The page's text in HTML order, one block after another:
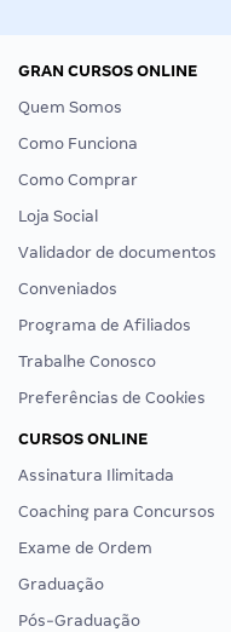
GRAN CURSOS ONLINE
Quem Somos
Como Funciona
Como Comprar
Loja Social
Validador de documentos
Conveniados
Programa de Afiliados
Trabalhe Conosco
Preferências de Cookies
CURSOS ONLINE
Assinatura Ilimitada
Coaching para Concursos
Exame de Ordem
Graduação
Pós-Graduação